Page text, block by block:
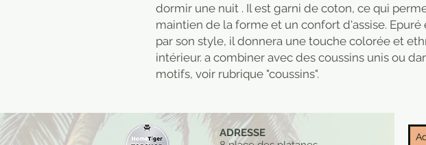
dormir une nuit . Il est garni de coton, ce qui
maintien de la forme et un confort d'assise.
par son style, il donnera une touche colorée et
intérieur. a combiner avec des coussins unis ou
motifs, voir rubrique "coussins".
ADRESSE